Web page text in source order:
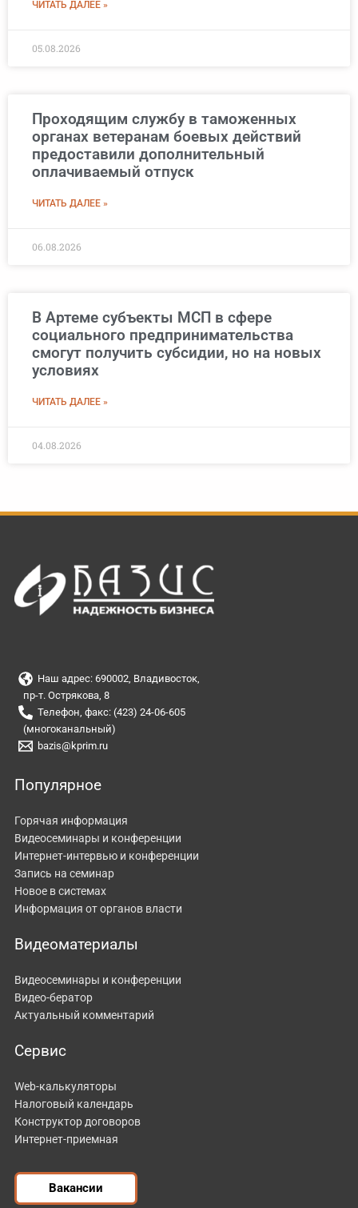
ЧИТАТЬ ДАЛЕЕ »
05.08.2026
Проходящим службу в таможенных
органах ветеранам боевых действий
предоставили дополнительный
оплачиваемый отпуск
ЧИТАТЬ ДАЛЕЕ »
06.08.2026
В Артеме субъекты МСП в сфере
социального предпринимательства
смогут получить субсидии, но на новых
условиях
ЧИТАТЬ ДАЛЕЕ »
04.08.2026
Наш адрес: 690002, Владивосток,
пр-т. Острякова, 8
Телефон, факс: (423) 24-06-605
(многоканальный)
bazis@kprim.ru
Популярное
Горячая информация
Видеосеминары и конференции
Интернет-интервью и конференции
Запись на семинар
Новое в системах
Информация от органов власти
Видеоматериалы
Видеосеминары и конференции
Видео-бератор
Актуальный комментарий
Сервис
Web-калькуляторы
Налоговый календарь
Конструктор договоров
Интернет-приемная
Вакансии